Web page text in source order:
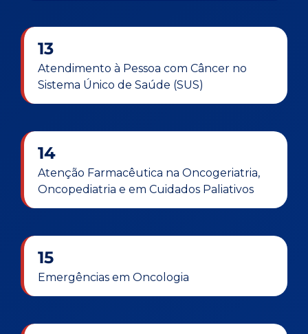
13
Atendimento à Pessoa com Câncer no
Sistema Único de Saúde (SUS)
14
Atenção Farmacêutica na Oncogeriatria,
Oncopediatria e em Cuidados Paliativos
15
Emergências em Oncologia